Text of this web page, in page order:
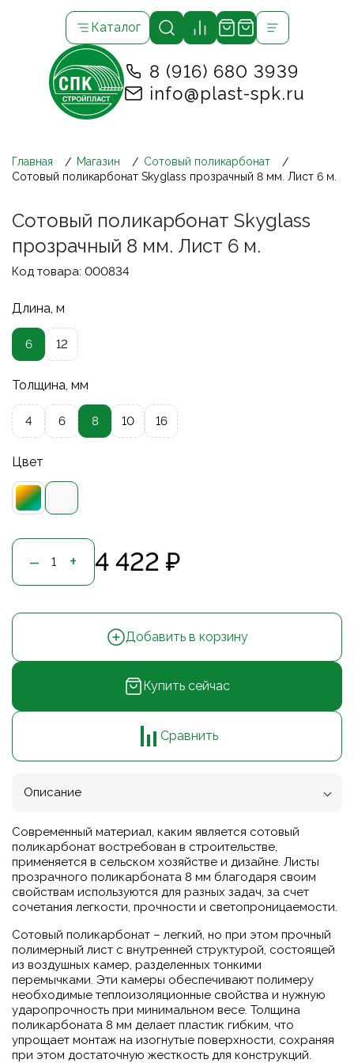
Каталог
8 (916) 680 3939
info@plast-spk.ru
Главная Магазин
Сотовый поликарбонат
Сотовый поликарбонат Skyglass прозрачный 8 мм. Лист 6 м.
Сотовый поликарбонат Skyglass
прозрачный 8 мм. Лист 6 м.
Код товара: 000834
Длина, м
6 12
Толщина, мм
4 6 8 10 16
Цвет
4 422 ₽
– +
Добавить в корзину
Купить сейчас
Сравнить
Описание
Современный материал, каким является сотовый
поликарбонат востребован в строительстве,
применяется в сельском хозяйстве и дизайне. Листы
прозрачного поликарбоната 8 мм благодаря своим
свойствам используются для разных задач, за счет
сочетания легкости, прочности и светопроницаемости.
Сотовый поликарбонат – легкий, но при этом прочный
полимерный лист с внутренней структурой, состоящей
из воздушных камер, разделенных тонкими
перемычками. Эти камеры обеспечивают полимеру
необходимые теплоизоляционные свойства и нужную
ударопрочность при минимальном весе. Толщина
поликарбоната 8 мм делает пластик гибким, что
упрощает монтаж на изогнутые поверхности, сохраняя
при этом достаточную жесткость для конструкций.